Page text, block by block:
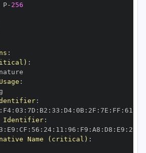
P- 256
:
:
:
:
: F4: 03 : 7D : B2 : 33 : D4: 0B: 2F : 7E : FF : 61
Identifier:
: E9 : CF : 56 : 24: 11 : 96 : F9 : A8 : D8 : E9 : 28
Name (critical) :